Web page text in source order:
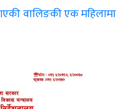
वालिङकी एक महिलामा